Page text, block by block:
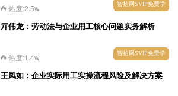
热度:2.5w 智拾网SVIP免费学
亓伟龙：劳动法与企业用工核心问题实务解析
热度:1.4w 智拾网SVIP免费学
王凤如：企业实际用工实操流程风险及解决方案